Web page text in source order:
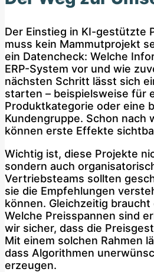
Der Einstieg in KI-gestützte
muss kein Mammutprojekt
ein Datencheck: Welche
ERP-System vor und wie
nächsten Schritt lässt sich
starten – beispielsweise für
Produktkategorie oder eine
Kundengruppe. Schon nach
können erste Effekte
Wichtig ist, diese Projekte
sondern auch
Vertriebsteams sollten
sie die Empfehlungen
können. Gleichzeitig
Welche Preisspannen sind
wir sicher, dass die
Mit einem solchen Rahmen
dass Algorithmen
erzeugen.